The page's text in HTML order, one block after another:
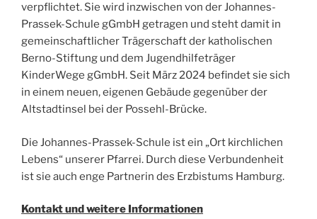
verpflichtet. Sie wird inzwischen von der Johannes-
Prassek-Schule gGmbH getragen und steht damit in
gemeinschaftlicher Trägerschaft der katholischen
Berno-Stiftung und dem Jugendhilfeträger
KinderWege gGmbH. Seit März 2024 befindet sie sich
in einem neuen, eigenen Gebäude gegenüber der
Altstadtinsel bei der Possehl-Brücke.
Die Johannes-Prassek-Schule ist ein „Ort kirchlichen
Lebens“ unserer Pfarrei. Durch diese Verbundenheit
ist sie auch enge Partnerin des Erzbistums Hamburg.
Kontakt und weitere Informationen